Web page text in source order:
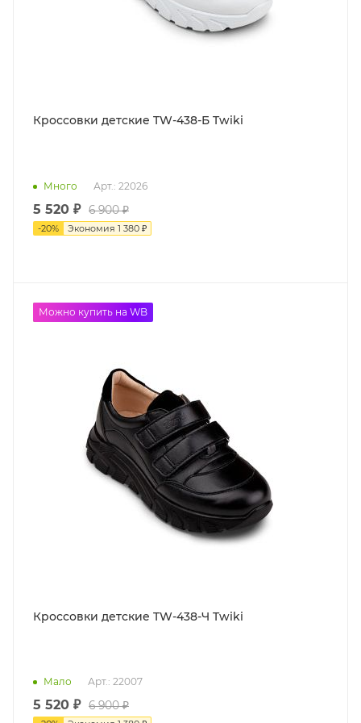
Кроссовки детские TW-438-Б Twiki
Много Арт.: 22026
5 520 ₽ 6 900 ₽
-20% Экономия 1 380 ₽
до -50%
Можно купить на WB
Кроссовки детские TW-438-Ч Twiki
Мало Арт.: 22007
5 520 ₽ 6 900 ₽